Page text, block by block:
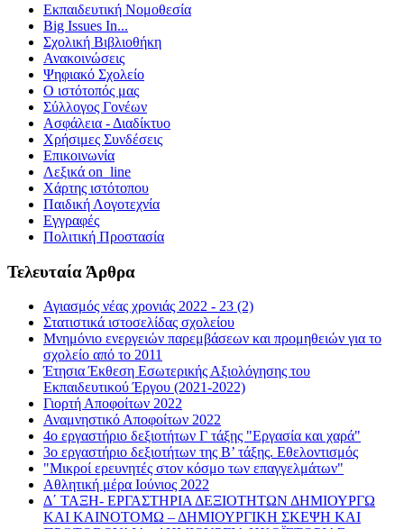
Εκπαιδευτική Νομοθεσία
Big Issues In...
Σχολική Βιβλιοθήκη
Ανακοινώσεις
Ψηφιακό Σχολείο
Ο ιστότοπός μας
Σύλλογος Γονέων
Ασφάλεια - Διαδίκτυο
Χρήσιμες Συνδέσεις
Επικοινωνία
Λεξικά on_line
Χάρτης ιστότοπου
Παιδική Λογοτεχνία
Εγγραφές
Πολιτική Προστασία
Τελευταία Άρθρα
Αγιασμός νέας χρονιάς 2022 - 23 (2)
Στατιστικά ιστοσελίδας σχολείου
Μνημόνιο ενεργειών παρεμβάσεων και προμηθειών για το
σχολείο από το 2011
Έτησια Έκθεση Εσωτερικής Αξιολόγησης του
Εκπαιδευτικού Έργου (2021-2022)
Γιορτή Αποφοίτων 2022
Αναμνηστικό Αποφοίτων 2022
4ο εργαστήριο δεξιοτήτων Γ τάξης "Εργασία και χαρά"
3ο εργαστήριο δεξιοτήτων της Β’ τάξης. Εθελοντισμός
"Μικροί ερευνητές στον κόσμο των επαγγελμάτων"
Αθλητική μέρα Ιούνιος 2022
Δ΄ ΤΑΞΗ- ΕΡΓΑΣΤΗΡΙΑ ΔΕΞΙΟΤΗΤΩΝ ΔΗΜΙΟΥΡΓΩ
ΚΑΙ ΚΑΙΝΟΤΟΜΩ – ΔΗΜΙΟΥΡΓΙΚΗ ΣΚΕΨΗ ΚΑΙ